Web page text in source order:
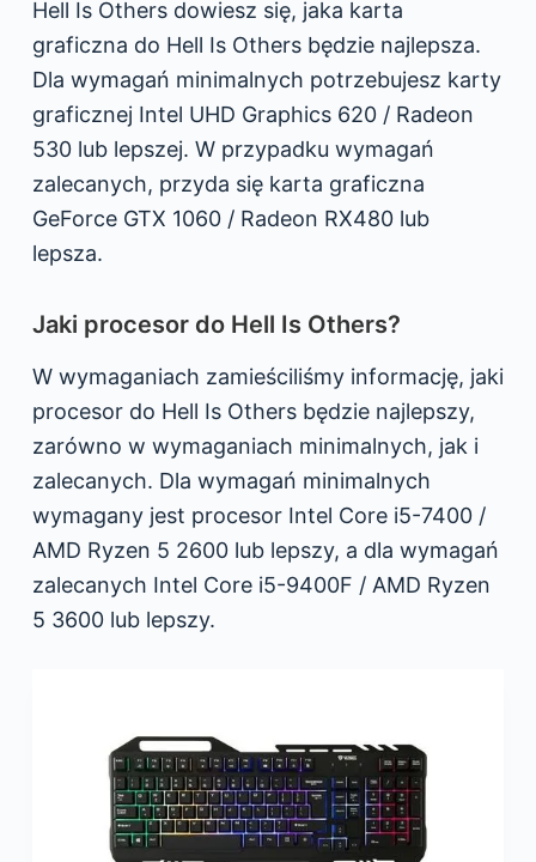
Hell Is Others dowiesz się, jaka karta
graficzna do Hell Is Others będzie najlepsza.
Dla wymagań minimalnych potrzebujesz karty
graficznej Intel UHD Graphics 620 / Radeon
530 lub lepszej. W przypadku wymagań
zalecanych, przyda się karta graficzna
GeForce GTX 1060 / Radeon RX480 lub
lepsza.
Jaki procesor do Hell Is Others?
W wymaganiach zamieściliśmy informację, jaki
procesor do Hell Is Others będzie najlepszy,
zarówno w wymaganiach minimalnych, jak i
zalecanych. Dla wymagań minimalnych
wymagany jest procesor Intel Core i5-7400 /
AMD Ryzen 5 2600 lub lepszy, a dla wymagań
zalecanych Intel Core i5-9400F / AMD Ryzen
5 3600 lub lepszy.